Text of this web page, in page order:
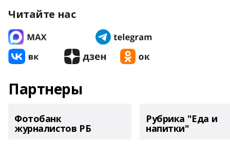
Читайте нас
Партнеры
Фотобанк
журналистов РБ
Рубрика "Еда и
напитки"